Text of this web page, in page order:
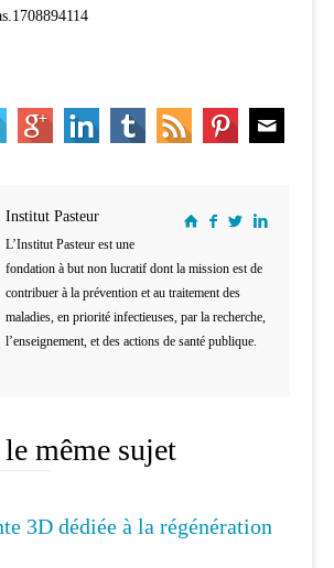
Institut Pasteur
L’Institut Pasteur est une
fondation à but non lucratif dont la mission est de
contribuer à la prévention et au traitement des
maladies, en priorité infectieuses, par la recherche,
l’enseignement, et des actions de santé publique.
même sujet
3D dédiée à la régénération